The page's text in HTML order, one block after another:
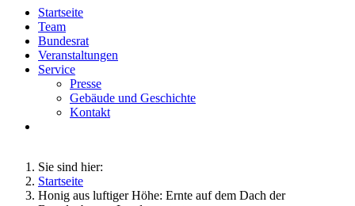
Startseite
Team
Bundesrat
Veranstaltungen
Service
Presse
Gebäude und Geschichte
Kontakt
Sie sind hier:
Startseite
Honig aus luftiger Höhe: Ernte auf dem Dach der